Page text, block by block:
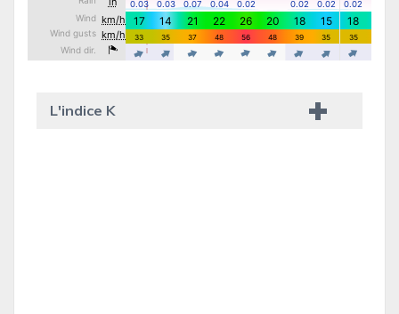
L'indice K